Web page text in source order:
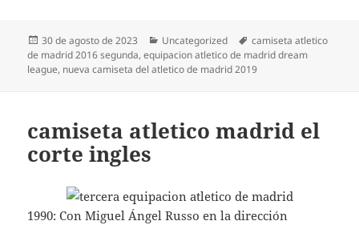
Publicado
el
30 de agosto de 2023 Categorías
Uncategorized Etiquetas
camiseta atletico
de madrid 2016 segunda,equipacion atletico de madrid dream
league, nueva camiseta del atletico de madrid 2019
camiseta atletico madrid el
corte ingles
1990: Con Miguel Ángel Russo en la dirección